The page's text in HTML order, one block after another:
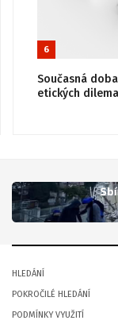
6
Současná
etických
HLEDÁNÍ
POKROČILÉ HLEDÁNÍ
PODMÍNKY VYUŽITÍ